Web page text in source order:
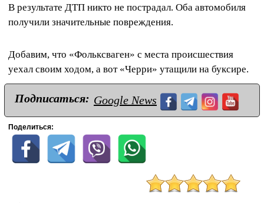
В результате ДТП никто не пострадал. Оба автомобиля
получили значительные повреждения.
Добавим, что «Фольксваген» с места происшествия
уехал своим ходом, а вот «Черри» утащили на буксире.
Подписаться: Google News
Поделиться: